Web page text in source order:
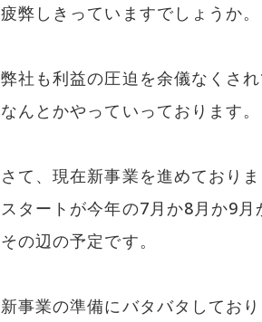
疲弊しきっていますでしょうか。
弊社も利益の圧迫を余儀なくさ
なんとかやっていっております。
さて、現在新事業を進めており
スタートが今年の7月か8月か9月
その辺の予定です。
新事業の準備にバタバタしてお